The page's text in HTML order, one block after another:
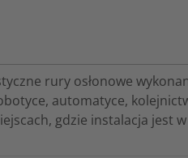
rury osłonowe
automatyce,
gdzie instalacja jest